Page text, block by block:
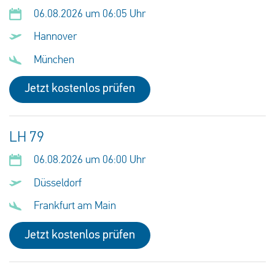
06.08.2026 um 06:05 Uhr
Hannover
München
Jetzt kostenlos prüfen
LH 79
06.08.2026 um 06:00 Uhr
Düsseldorf
Frankfurt am Main
Jetzt kostenlos prüfen